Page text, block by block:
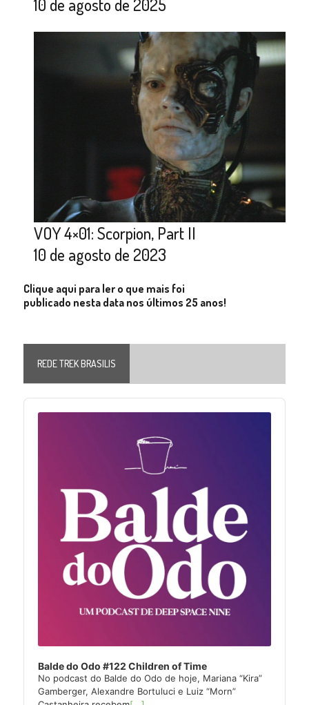
10 de agosto de 2025
VOY 4×01: Scorpion, Part II
10 de agosto de 2023
Clique aqui para ler o que mais foi
publicado nesta data nos últimos 25 anos!
REDE TREK BRASILIS
Audio
Player
Balde do Odo #122 Children of Time
No podcast do Balde do Odo de hoje, Mariana “Kira”
Gamberger, Alexandre Bortuluci e Luiz “Morn”